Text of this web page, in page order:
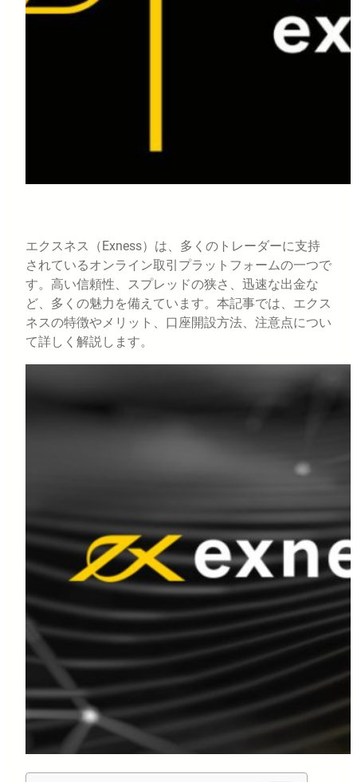
エクスネス（Exness）は、多くのトレーダーに支持
されているオンライン取引プラットフォームの一つで
す。高い信頼性、スプレッドの狭さ、迅速な出金な
ど、多くの魅力を備えています。本記事では、エクス
ネスの特徴やメリット、口座開設方法、注意点につい
て詳しく解説します。